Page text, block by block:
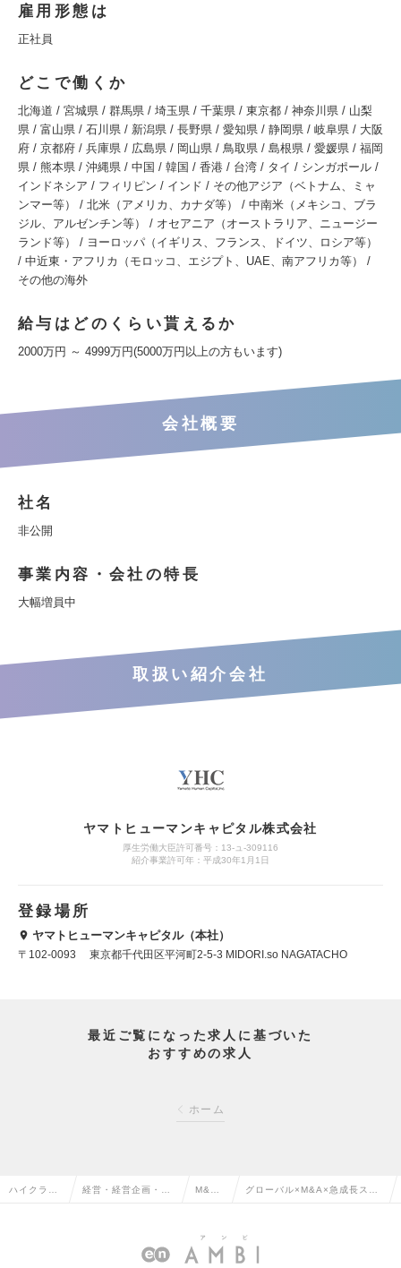
雇用形態は
正社員
どこで働くか
北海道 / 宮城県 / 群馬県 / 埼玉県 / 千葉県 / 東京都 / 神奈川県 / 山梨
県 / 富山県 / 石川県 / 新潟県 / 長野県 / 愛知県 / 静岡県 / 岐阜県 / 大阪
府 / 京都府 / 兵庫県 / 広島県 / 岡山県 / 鳥取県 / 島根県 / 愛媛県 / 福岡
県 / 熊本県 / 沖縄県 / 中国 / 韓国 / 香港 / 台湾 / タイ / シンガポール /
インドネシア / フィリピン / インド / その他アジア（ベトナム、ミャ
ンマー等） / 北米（アメリカ、カナダ等） / 中南米（メキシコ、ブラ
ジル、アルゼンチン等） / オセアニア（オーストラリア、ニュージー
ランド等） / ヨーロッパ（イギリス、フランス、ドイツ、ロシア等）
/ 中近東・アフリカ（モロッコ、エジプト、UAE、南アフリカ等） /
その他の海外
給与はどのくらい貰えるか
2000万円 ～ 4999万円(5000万円以上の方もいます)
会社概要
社名
非公開
事業内容・会社の特長
大幅増員中
取扱い紹介会社
ヤマトヒューマンキャピタル株式会社
厚生労働大臣許可番号：13-ュ-309116
紹介事業許可年：平成30年1月1日
登録場所
ヤマトヒューマンキャピタル（本社）
〒102-0093 東京都千代田区平河町2-5-3 MIDORI.so NAGATACHO
最近ご覧になった求人に基づいた
おすすめの求人
ホーム
ハイクラス 経営・経営企画・事 M&A グローバル×M&A×急成長スタ